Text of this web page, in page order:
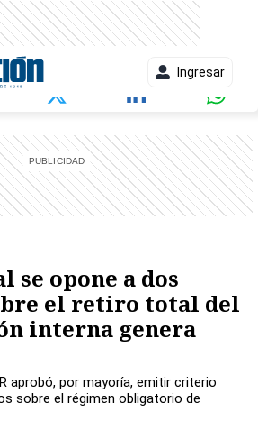
Ingresar
se opone a dos
el retiro total del
interna genera
aprobó, por mayoría, emitir criterio
sobre el régimen obligatorio de